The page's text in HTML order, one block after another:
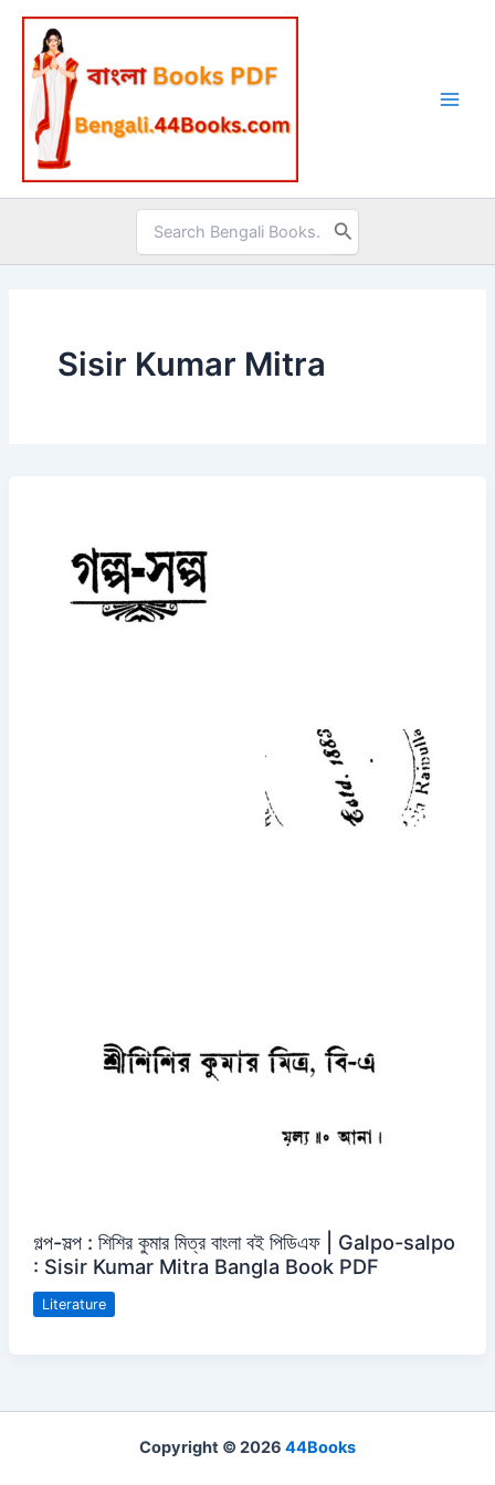
Skip
content
Search
for:
Sisir Kumar Mitra
গল্প-সল্প : শিশির কুমার মিত্র বাংলা বই পিডিএফ | Galpo-salpo
: Sisir Kumar Mitra Bangla Book PDF
Literature
Copyright © 2026 44Books